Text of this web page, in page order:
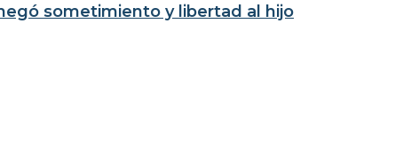
sometimiento y libertad al hijo